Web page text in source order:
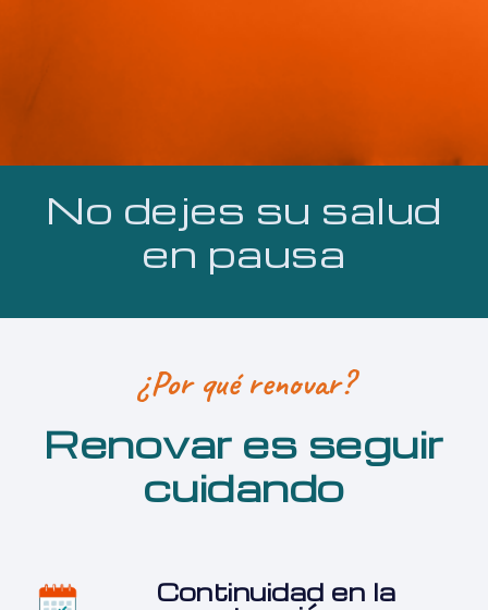
No dejes su salud
en pausa
¿Por qué renovar?
Renovar es seguir
cuidando
Continuidad en la